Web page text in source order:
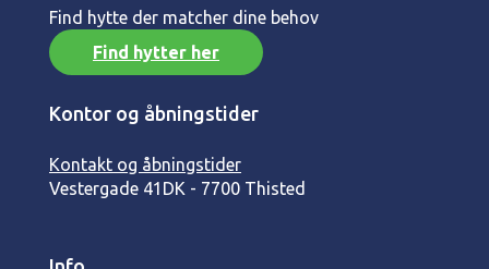
Find hytte der matcher dine behov
Find hytter her
Kontor og åbningstider
Kontakt og åbningstider
Vestergade 41 DK - 7700 Thisted